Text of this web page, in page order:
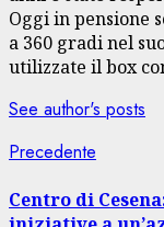
Oggi in pensione
a 360 gradi nel
utilizzate il box
See author's posts
Navigazione
articolo
Precedente
Centro di